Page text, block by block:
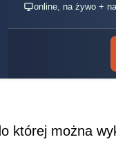
online, na żywo +
której można